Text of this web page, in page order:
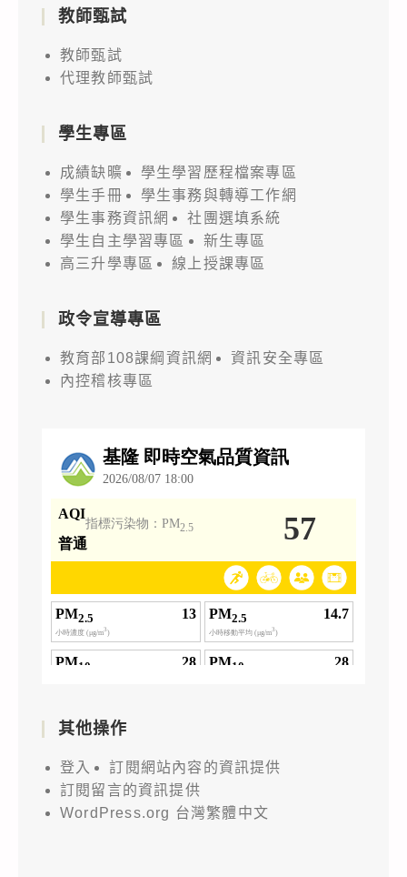
教師甄試
教師甄試
代理教師甄試
學生專區
成績缺曠
學生學習歷程檔案專區
學生手冊
學生事務與轉導工作網
學生事務資訊網
社團選填系統
學生自主學習專區
新生專區
高三升學專區
線上授課專區
政令宣導專區
教育部108課綱資訊網
資訊安全專區
內控稽核專區
其他操作
登入
訂閱網站內容的資訊提供
訂閱留言的資訊提供
WordPress.org 台灣繁體中文